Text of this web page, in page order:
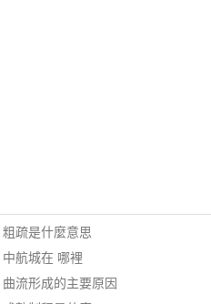
粗疏是什麼意思
中航城在 哪裡
曲流形成的主要原因